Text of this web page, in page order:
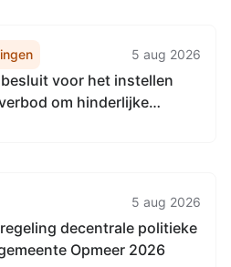
bij de provincie Noord-
het uniformeren van de...
5 aug 2026
voor het instellen
om hinderlijke
5 aug 2026
decentrale politieke
Opmeer 2026